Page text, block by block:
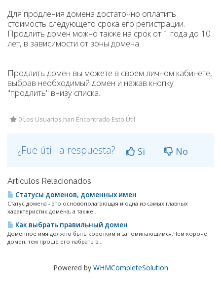
Для продления домена достаточно оплатить
стоимость следующего срока его регистрации.
Продлить домен можно также на срок от 1 года до 10
лет, в зависимости от зоны домена.
Продлить домен вы можете в своем личном кабинете,
выбрав необходимый домен и нажав кнопку
"продлить" внизу списка.
0 Los Usuarios han Encontrado Esto Útil
¿Fue útil la respuesta? Si No
Artículos Relacionados
Статусы доменов, доменных имен
Статус домена - это основополагающая и одна из самых главных
характеристик домена, а также...
Как выбрать правильный домен
Доменное имя должно быть коротким и запоминающимся.Чем короче
домен, тем проще его набрать в...
Powered by WHMCompleteSolution